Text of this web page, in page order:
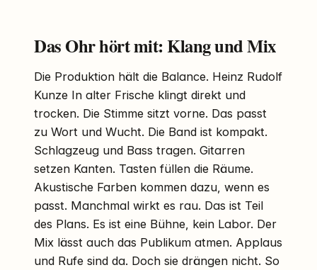
Das Ohr hört mit: Klang und Mix
Die Produktion hält die Balance. Heinz Rudolf
Kunze In alter Frische klingt direkt und
trocken. Die Stimme sitzt vorne. Das passt
zu Wort und Wucht. Die Band ist kompakt.
Schlagzeug und Bass tragen. Gitarren
setzen Kanten. Tasten füllen die Räume.
Akustische Farben kommen dazu, wenn es
passt. Manchmal wirkt es rau. Das ist Teil
des Plans. Es ist eine Bühne, kein Labor. Der
Mix lässt auch das Publikum atmen. Applaus
und Rufe sind da. Doch sie drängen nicht. So